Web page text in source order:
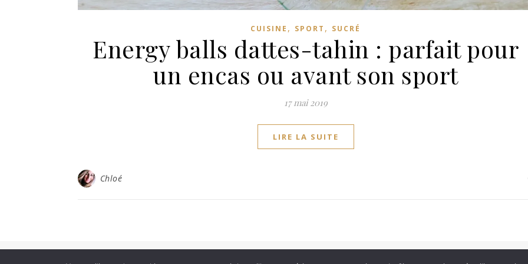
CUISINE , SPORT , SUCRÉ
Energy balls dattes-tahin : parfait pour
un encas ou avant son sport
17 mai 2019
LIRE LA SUITE
Chloé